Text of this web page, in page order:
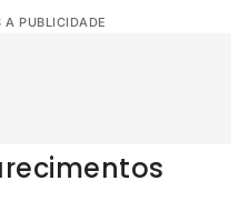
A PUBLICIDADE